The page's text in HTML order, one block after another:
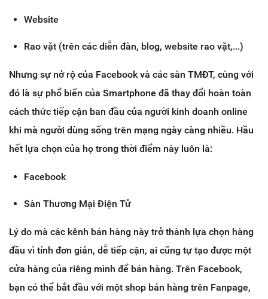
Website
Rao vặt (trên các diễn đàn, blog, website rao vặt,...)
Nhưng sự nở rộ của Facebook và các sàn TMĐT, cùng với
đó là sự phổ biến của Smartphone đã thay đổi hoàn toàn
cách thức tiếp cận ban đầu của người kinh doanh online
khi mà người dùng sống trên mạng ngày càng nhiều. Hầu
hết lựa chọn của họ trong thời điểm này luôn là:
Facebook
Sàn Thương Mại Điện Tử
Lý do mà các kênh bán hàng này trở thành lựa chọn hàng
đầu vì tính đơn giản, dễ tiếp cận, ai cũng tự tạo được một
cửa hàng của riêng mình để bán hàng. Trên Facebook,
bạn có thể bắt đầu với một shop bán hàng trên Fanpage,